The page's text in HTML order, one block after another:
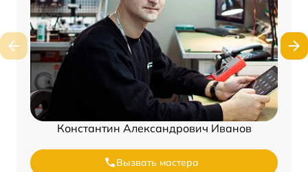
Константин Александрович Иванов
Вызвать мастера